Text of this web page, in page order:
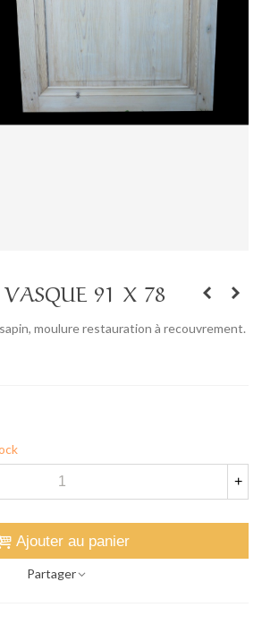
VASQUE 91 X 78
moulure restauration à recouvrement.
+
Ajouter au panier
Partager